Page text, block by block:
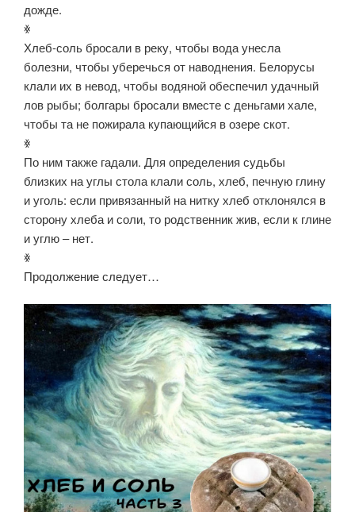
дожде.
ꏍ
Хлеб-соль бросали в реку, чтобы вода унесла
болезни, чтобы уберечься от наводнения. Белорусы
клали их в невод, чтобы водяной обеспечил удачный
лов рыбы; болгары бросали вместе с деньгами хале,
чтобы та не пожирала купающийся в озере скот.
ꏍ
По ним также гадали. Для определения судьбы
близких на углы стола клали соль, хлеб, печную глину
и уголь: если привязанный на нитку хлеб отклонялся в
сторону хлеба и соли, то родственник жив, если к глине
и углю – нет.
ꏍ
Продолжение следует…